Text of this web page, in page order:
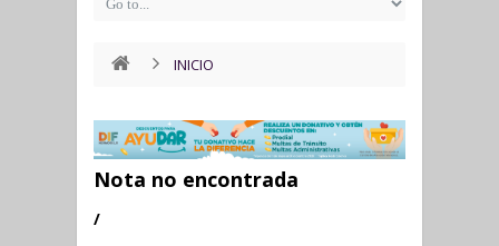
INICIO
Nota no encontrada
/